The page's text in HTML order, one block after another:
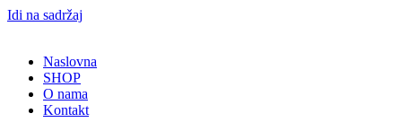
Idi na sadržaj
Naslovna
SHOP
O nama
Kontakt